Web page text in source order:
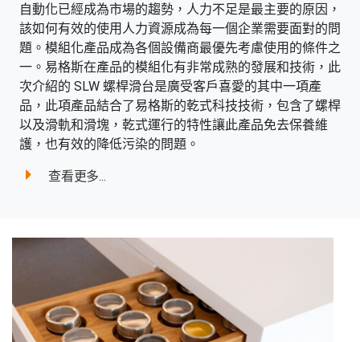
自動化已經成為市場的趨勢，人力不足是最主要的原因，
該如何有效的使用人力資源成為每一個企業需要面對的問
題。模組化產品成為各個設備商最優先考慮使用的條件之
一。易格斯在產品的模組化有非常成熟的發展和技術，此
次介紹的 SLW 螺桿滑台是廣受客戶喜愛的其中一項產
品，此項產品結合了易格斯的乾式科技技術，包含了螺桿
以及滑軌和滑塊，乾式運行的特性讓此產品免去保養維
護，也有效的降低污染的問題。
查看更多...